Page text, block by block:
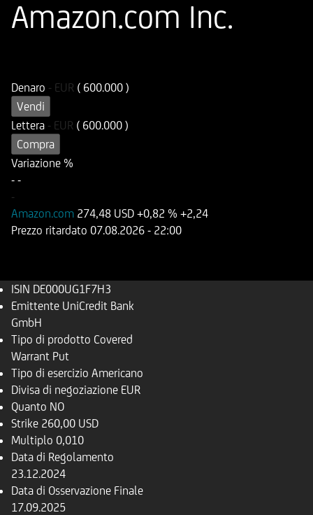
Amazon.com Inc.
Denaro - EUR ( 600.000 )
Vendi
Lettera - EUR ( 600.000 )
Compra
Variazione %
- -
-
Amazon.com 274,48 USD +0,82 % +2,24
Prezzo ritardato 07.08.2026 - 22:00
ISIN DE000UG1F7H3
Emittente UniCredit Bank
GmbH
Tipo di prodotto Covered
Warrant Put
Tipo di esercizio Americano
Divisa di negoziazione EUR
Quanto NO
Strike 260,00 USD
Multiplo 0,010
Data di Regolamento
23.12.2024
Data di Osservazione Finale
17.09.2025